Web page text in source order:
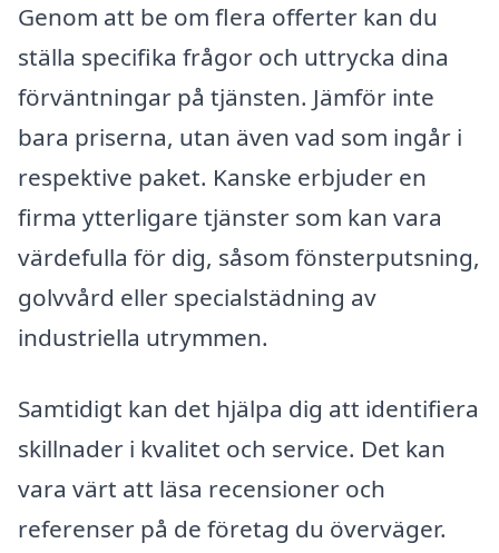
Genom att be om flera offerter kan du
ställa specifika frågor och uttrycka dina
förväntningar på tjänsten. Jämför inte
bara priserna, utan även vad som ingår i
respektive paket. Kanske erbjuder en
firma ytterligare tjänster som kan vara
värdefulla för dig, såsom fönsterputsning,
golvvård eller specialstädning av
industriella utrymmen.
Samtidigt kan det hjälpa dig att identifiera
skillnader i kvalitet och service. Det kan
vara värt att läsa recensioner och
referenser på de företag du överväger.